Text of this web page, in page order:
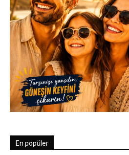
En popüler